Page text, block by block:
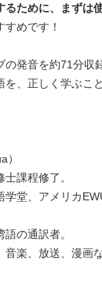
るために、まずは
すめです！
の発音を約71分収
、正しく学ぶこ
）
課程修了。
学堂、アメリカ
の通訳者。
音楽、放送、漫画